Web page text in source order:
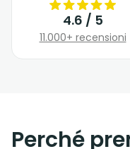
4.6 / 5
11.000+ recensioni
Perché